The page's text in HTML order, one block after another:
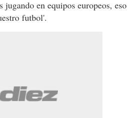
jugando en equipos europeos, eso
futbol'.